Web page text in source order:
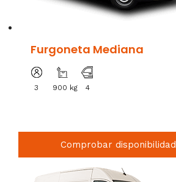
Furgoneta Mediana
3 900 kg 4
Comprobar disponibilidad